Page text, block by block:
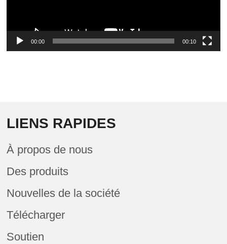
00:00 00:10
LIENS RAPIDES
À propos de nous
Des produits
Nouvelles de la société
Télécharger
Soutien